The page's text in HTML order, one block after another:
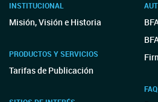
INSTITUCIONAL
Misión, Visión e Historia
PRODUCTOS Y SERVICIOS
Tarifas de Publicación